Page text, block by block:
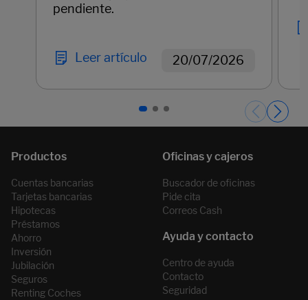
pendiente.
Leer artículo 20/07/2026
Cuentas bancarias
Tarjetas bancarias
Hipotecas
Préstamos
Ahorro
Inversión
Jubilación
Seguros
Renting Coches
Buscador de oficinas
Pide cita
Correos Cash
Centro de ayuda
Contacto
Seguridad